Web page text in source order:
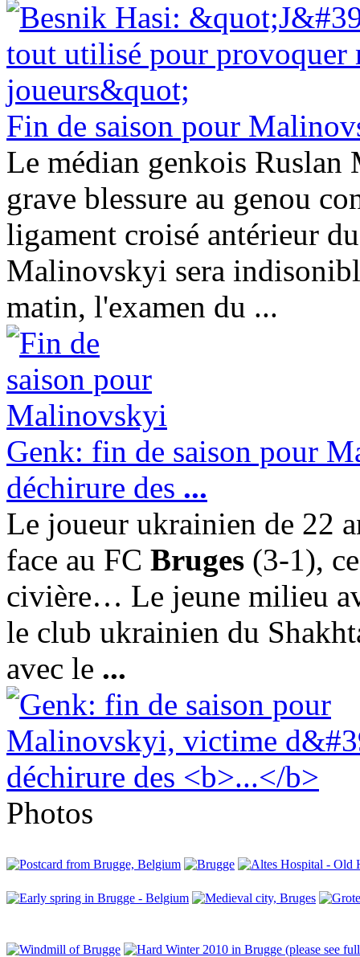
Fin de saison pour
Le médian genkois Ruslan
grave blessure au genou
ligament croisé antérieur
Malinovskyi sera
matin, l'examen du ...
Genk: fin de saison pour
déchirure des ...
Le joueur ukrainien de 22
face au FC Bruges (3-1),
civière… Le jeune milieu
le club ukrainien du
avec le ...
Photos